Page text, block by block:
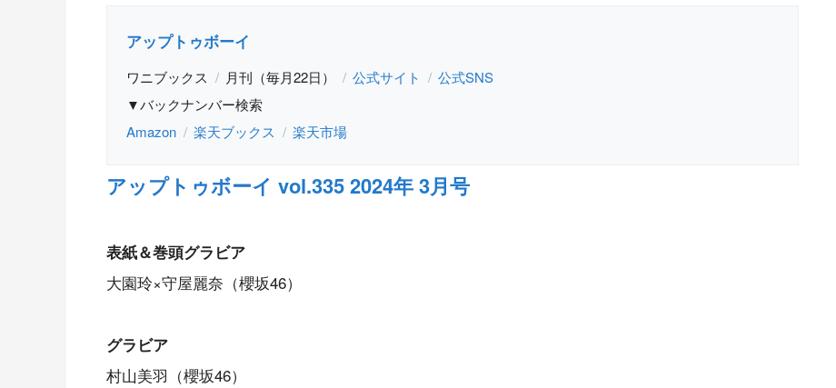
アップトゥボーイ
ワニブックス 月刊（毎月22日） 公式サイト
公式SNS
▼バックナンバー検索
Amazon
楽天ブックス 楽天市場
アップトゥボーイ vol.335 2024年 3月号
表紙＆巻頭グラビア
大園玲×守屋麗奈（櫻坂46）
グラビア
村山美羽（櫻坂46）